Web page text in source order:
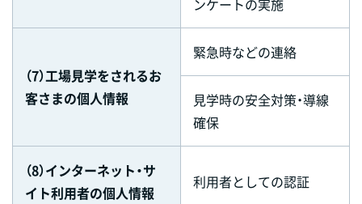
ンケートの実施
（7）工場見学をされるお
客さまの個人情報
緊急時などの連絡
見学時の安全対策・導線
確保
（8）インターネット・サ
イト利用者の個人情報
利用者としての認証